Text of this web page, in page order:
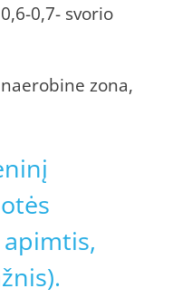
0,7- svorio
zona,